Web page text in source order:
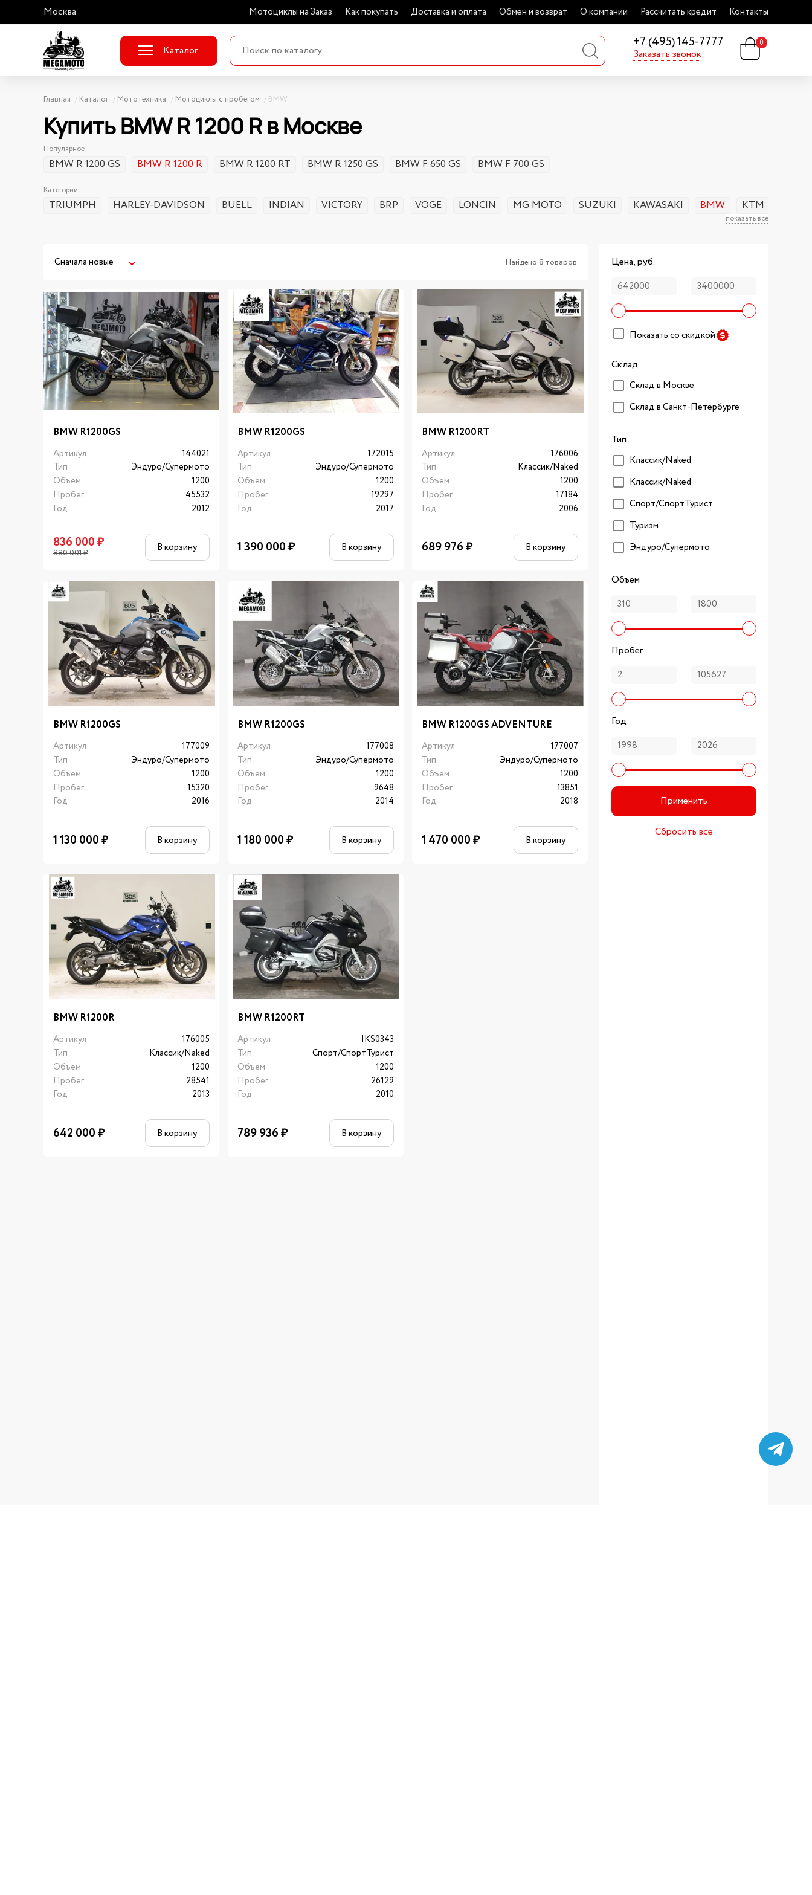
Москва Мотоциклы на Заказ Как покупать Доставка и оплата Обмен и возврат О компании Рассчитать кредит Контакты
+7 (495) 145-7777
Заказать звонок
Каталог
0
Главная Каталог Мототехника Мотоциклы с пробегом BMW
Купить BMW R 1200 R в Москве
Популярное
BMW R 1200 GS BMW R 1200 R BMW R 1200 RT BMW R 1250 GS BMW F 650 GS BMW F 700 GS
Категории
показать все
TRIUMPH HARLEY-DAVIDSON BUELL INDIAN VICTORY BRP VOGE LONCIN MG MOTO SUZUKI KAWASAKI BMW KTM
Найдено 8 товаров
BMW R1200GS
Артикул
144021
Тип
Эндуро/Супермото
Объем
1200
Пробег
45532
Год
2012
836 000₽
880 001₽ В корзину
BMW R1200GS
Артикул
172015
Тип
Эндуро/Супермото
Объем
1200
Пробег
19297
Год
2017
1 390 000₽ В корзину
BMW R1200RT
Артикул
176006
Тип
Классик/Naked
Объем
1200
Пробег
17184
Год
2006
689 976₽ В корзину
BMW R1200GS
Артикул
177009
Тип
Эндуро/Супермото
Объем
1200
Пробег
15320
Год
2016
1 130 000₽ В корзину
BMW R1200GS
Артикул
177008
Тип
Эндуро/Супермото
Объем
1200
Пробег
9648
Год
2014
1 180 000₽ В корзину
BMW R1200GS ADVENTURE
Артикул
177007
Тип
Эндуро/Супермото
Объем
1200
Пробег
13851
Год
2018
1 470 000₽ В корзину
BMW R1200R
Артикул
176005
Тип
Классик/Naked
Объем
1200
Пробег
28541
Год
2013
642 000₽ В корзину
BMW R1200RT
Артикул
IKS0343
Тип
Спорт/CпортТурист
Объем
1200
Пробег
26129
Год
2010
789 936₽ В корзину
Цена, руб.
Показать со скидкой
Склад
Склад в Москве
Склад в Санкт-Петербурге
Тип
Классик/Naked
Классик/Naked
Спорт/CпортТурист
Туризм
Эндуро/Супермото
Объем
Пробег
Год
Применить
Сбросить все